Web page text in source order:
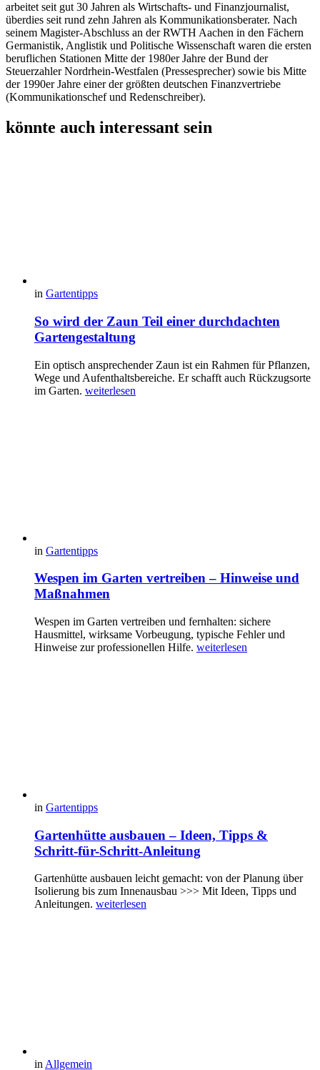
arbeitet seit gut 30 Jahren als Wirtschafts- und Finanzjournalist,
überdies seit rund zehn Jahren als Kommunikationsberater. Nach
seinem Magister-Abschluss an der RWTH Aachen in den Fächern
Germanistik, Anglistik und Politische Wissenschaft waren die ersten
beruflichen Stationen Mitte der 1980er Jahre der Bund der
Steuerzahler Nordrhein-Westfalen (Pressesprecher) sowie bis Mitte
der 1990er Jahre einer der größten deutschen Finanzvertriebe
(Kommunikationschef und Redenschreiber).
könnte auch interessant sein
in Gartentipps
So wird der Zaun Teil einer durchdachten
Gartengestaltung
Ein optisch ansprechender Zaun ist ein Rahmen für Pflanzen,
Wege und Aufenthaltsbereiche. Er schafft auch Rückzugsorte
im Garten. weiterlesen
in Gartentipps
Wespen im Garten vertreiben – Hinweise und
Maßnahmen
Wespen im Garten vertreiben und fernhalten: sichere
Hausmittel, wirksame Vorbeugung, typische Fehler und
Hinweise zur professionellen Hilfe. weiterlesen
in Gartentipps
Gartenhütte ausbauen – Ideen, Tipps &
Schritt-für-Schritt-Anleitung
Gartenhütte ausbauen leicht gemacht: von der Planung über
Isolierung bis zum Innenausbau >>> Mit Ideen, Tipps und
Anleitungen. weiterlesen
inAllgemein